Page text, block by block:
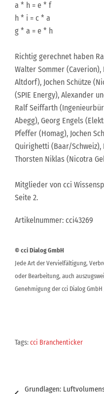
a * h = e * f
h * i = c * a
g * a = e * h
Richtig gerechnet haben
Walter Sommer
Altdorf), Jochen Schütze
(SPIE Energy), Alexander
Ralf Seiffarth
Abegg), Georg Engels
Pfeffer (Homag), Jochen
Quirighetti (Baar/Schweiz),
Thorsten Niklas (Nicotra
Mitglieder von cci
Seite 2.
Artikelnummer: cci43269
© cci Dialog GmbH
Jede Art der Vervielfältigung,
oder Bearbeitung, auch
Genehmigung der cci Dialog
Tags:cci Branchenticker
Beitragsnavigation
Grundlagen: